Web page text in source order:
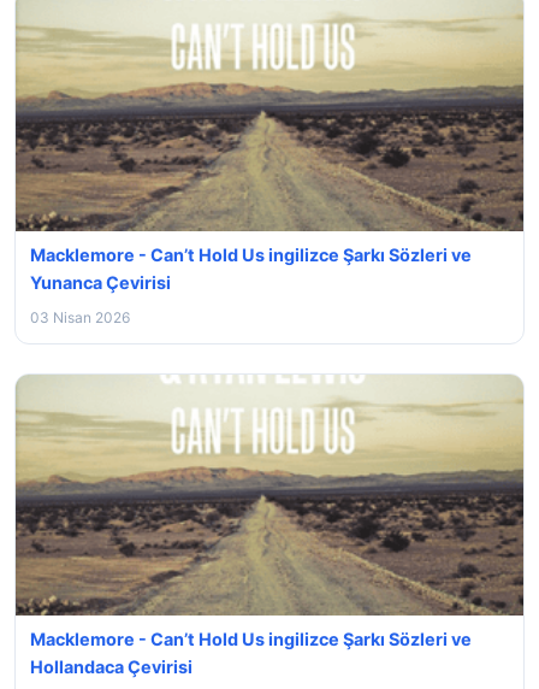
Macklemore - Can’t Hold Us ingilizce Şarkı Sözleri ve
Yunanca Çevirisi
03 Nisan 2026
Macklemore - Can’t Hold Us ingilizce Şarkı Sözleri ve
Hollandaca Çevirisi